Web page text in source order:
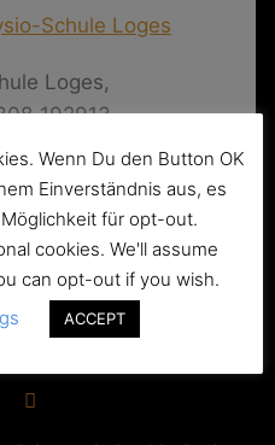
Loges,
aus….
Wenn Du den Button OK
Einverständnis aus, es
für opt-out.
cookies. We'll assume
can opt-out if you wish.
ACCEPT